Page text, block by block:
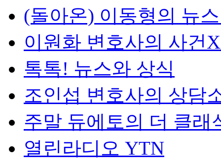
(돌아온) 이동형의 뉴
이원화 변호사의 사건
톡톡! 뉴스와 상식
조인섭 변호사의 상담
주말 듀에토의 더 클래
열린라디오 YTN